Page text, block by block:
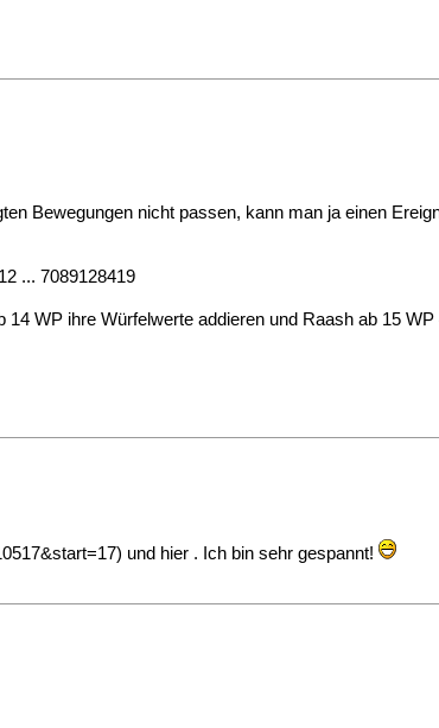
Bewegungen nicht passen, kann man ja einen
... 7089128419
WP ihre Würfelwerte addieren und Raash ab 15
) und hier . Ich bin sehr gespannt!